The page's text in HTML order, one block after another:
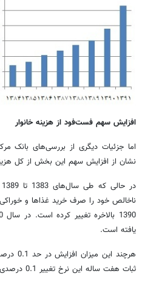
افزایش سهم فست‌فود از هزینه خانوار
اما جزئیات دیگری از بررسیهای بانک
نشان از افزایش سهم این بخش از کل
در حالی که طی سال
ناخالص خود را صرف خرید غذاها و خوراکی
یافته است.
هرچند این میزان افزایش در حد 0.1 درصد، ناچیز به نظر می
ثبات هفت ساله این نرخ تغییر 0.1 درصدی آن هم به نظر قابل توجه می